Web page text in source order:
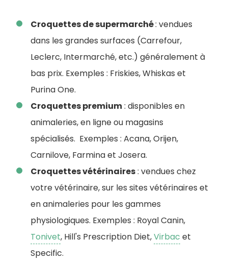
Croquettes de supermarché: vendues
dans les grandes surfaces (Carrefour,
Leclerc, Intermarché, etc.) généralement à
bas prix. Exemples : Friskies, Whiskas et
Purina One.
Croquettes premium: disponibles en
animaleries, en ligne ou magasins
spécialisés. Exemples : Acana, Orijen,
Carnilove, Farmina et Josera.
Croquettes vétérinaires: vendues chez
votre vétérinaire, sur les sites vétérinaires et
en animaleries pour les gammes
physiologiques. Exemples : Royal Canin,
Tonivet, Hill's Prescription Diet,Virbac et
Specific.